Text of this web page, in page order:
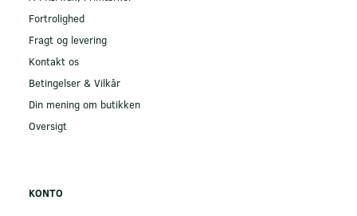
Fortrolighed
Fragt og levering
Kontakt os
Betingelser & Vilkår
Din mening om butikken
Oversigt
KONTO